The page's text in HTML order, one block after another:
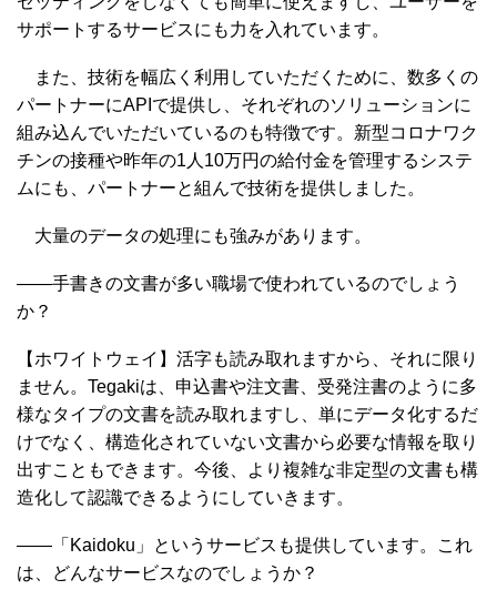
サポートするサービスにも力を入れています。
また、技術を幅広く利用していただくために、数多くの
パートナーにAPIで提供し、それぞれのソリューションに
組み込んでいただいているのも特徴です。新型コロナワク
チンの接種や昨年の1人10万円の給付金を管理するシステ
ムにも、パートナーと組んで技術を提供しました。
大量のデータの処理にも強みがあります。
――手書きの文書が多い職場で使われているのでしょう
か？
【ホワイトウェイ】活字も読み取れますから、それに限り
ません。Tegakiは、申込書や注文書、受発注書のように多
様なタイプの文書を読み取れますし、単にデータ化するだ
けでなく、構造化されていない文書から必要な情報を取り
出すこともできます。今後、より複雑な非定型の文書も構
造化して認識できるようにしていきます。
――「Kaidoku」というサービスも提供しています。これ
は、どんなサービスなのでしょうか？